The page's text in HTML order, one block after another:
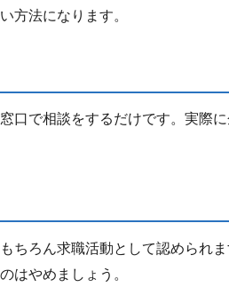
方法になります。
口で相談をするだけです。実際
ちろん求職活動として認められ
はやめましょう。